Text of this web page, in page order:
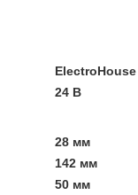
ElectroHouse
24 В
28 мм
142 мм
50 мм